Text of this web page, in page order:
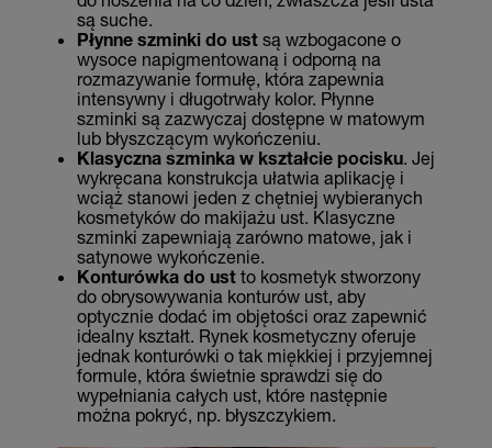
są suche.
Płynne szminki do ustsą wzbogacone o
wysoce napigmentowaną i odporną na
rozmazywanie formułę, która zapewnia
intensywny i długotrwały kolor. Płynne
szminki są zazwyczaj dostępne w matowym
lub błyszczącym wykończeniu.
Klasyczna szminka w kształcie pocisku. Jej
wykręcana konstrukcja ułatwia aplikację i
wciąż stanowi jeden z chętniej wybieranych
kosmetyków do makijażu ust. Klasyczne
szminki zapewniają zarówno matowe, jak i
satynowe wykończenie.
Konturówka do ustto kosmetyk stworzony
do obrysowywania konturów ust, aby
optycznie dodać im objętości oraz zapewnić
idealny kształt. Rynek kosmetyczny oferuje
jednak konturówki o tak miękkiej i przyjemnej
formule, która świetnie sprawdzi się do
wypełniania całych ust, które następnie
można pokryć, np. błyszczykiem.